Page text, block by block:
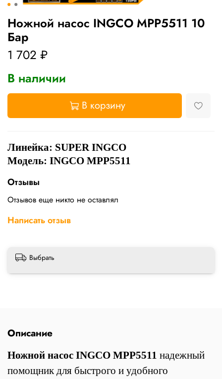
Ножной насос INGCO MPP5511 10
Бар
1 702 ₽
В наличии
В корзину
Линейка: SUPER INGCO
Модель: INGCO MPP5511
Отзывы
Отзывов еще никто не оставлял
Написать отзыв
Выбрать
Описание
Ножной насос INGCO MPP5511 надежный
помощник для быстрого и удобного